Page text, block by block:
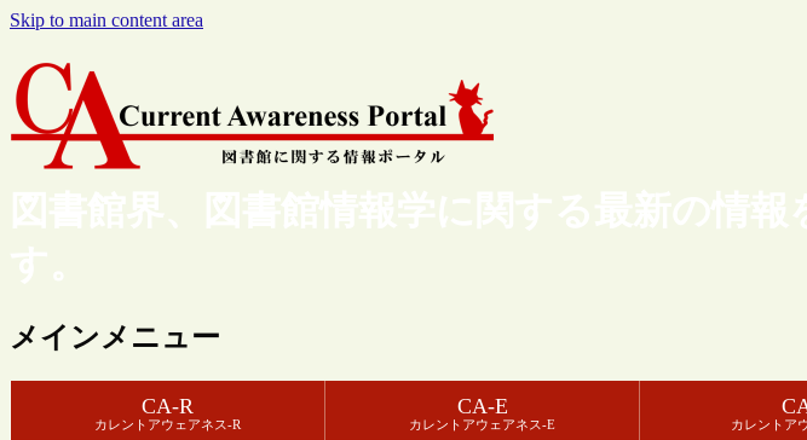
Skip to main content area
図書館界、図書館情報学に関する最新の情
す。
メインメニュー
CA-R
カレントアウェアネス-R
CA-E
カレントアウェアネス-E カレントア